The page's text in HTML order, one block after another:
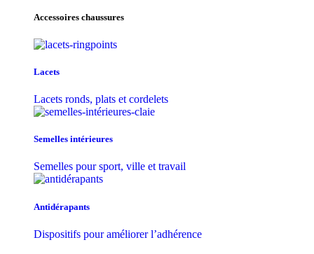
Accessoires chaussures
Lacets
Lacets ronds, plats et cordelets
Semelles intérieures
Semelles pour sport, ville et travail
Antidérapants
Dispositifs pour améliorer l’adhérence